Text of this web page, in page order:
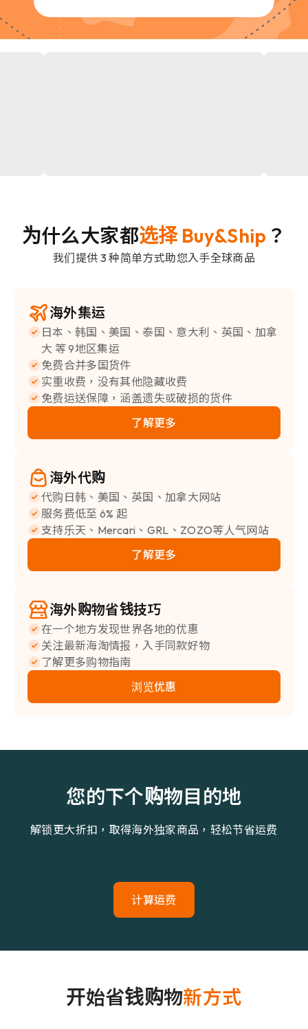
为什么大家都选择 Buy&Ship ？
我们提供 3 种简单方式助您入手全球商品
海外集运
日本、韩国、美国、泰国、意大利、英国、加拿
大 等 9地区集运
免费合并多国货件
实重收费，没有其他隐藏收费
免费运送保障，涵盖遗失或破损的货件
了解更多
海外代购
代购日韩、美国、英国、加拿大网站
服务费低至 6% 起
支持乐天、Mercari、GRL、ZOZO等人气网站
了解更多
海外购物省钱技巧
在一个地方发现世界各地的优惠
关注最新海淘情报，入手同款好物
了解更多购物指南
浏览优惠
您的下个购物目的地
解锁更大折扣，取得海外独家商品，轻松节省运费
计算运费
开始省钱购物新方式